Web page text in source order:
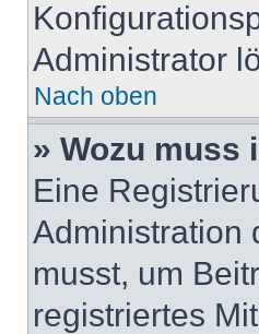
Administrator
Nach oben
» Wozu muss
Eine
Administration
musst, um
registriertes